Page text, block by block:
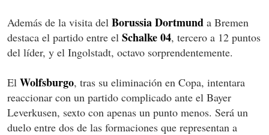
Además de la visita del Borussia Dortmund a Bremen
destaca el partido entre el Schalke 04, tercero a 12 puntos
del líder, y el Ingolstadt, octavo sorprendentemente.
El Wolfsburgo, tras su eliminación en Copa, intentara
reaccionar con un partido complicado ante el Bayer
Leverkusen, sexto con apenas un punto menos. Será un
duelo entre dos de las formaciones que representan a